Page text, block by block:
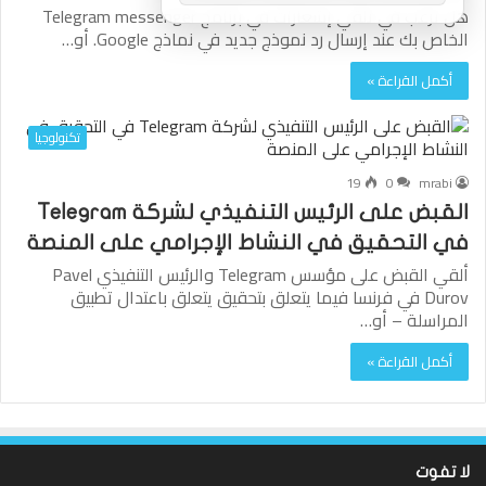
هل ترغب في تلقي إشعارات في برنامج Telegram messenger
الخاص بك عند إرسال رد نموذج جديد في نماذج Google. أو…
أكمل القراءة »
تكنولوجيا
mrabi
0
19
القبض على الرئيس التنفيذي لشركة Telegram
في التحقيق في النشاط الإجرامي على المنصة
ألقي القبض على مؤسس Telegram والرئيس التنفيذي Pavel
Durov في فرنسا فيما يتعلق بتحقيق يتعلق باعتدال تطبيق
المراسلة – أو…
أكمل القراءة »
لا تفوت